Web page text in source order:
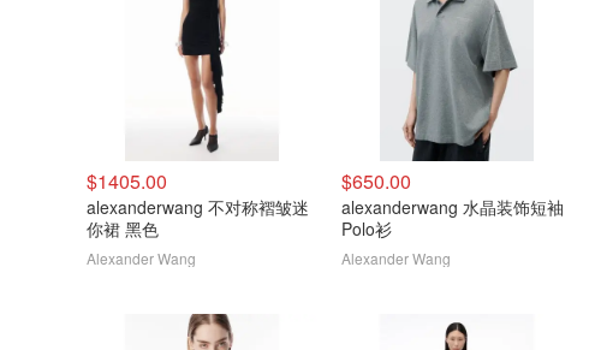
$1405.00
alexanderwang 不对称褶皱迷
你裙 黑色
Alexander Wang
$650.00
alexanderwang 水晶装饰短袖
Polo衫
Alexander Wang